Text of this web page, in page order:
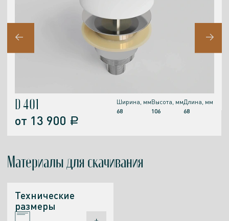
Ширина, мм
68
Высота, мм
106
Длина, мм
68
D 401
от 13 900 a
Материалы для скачивания
Технические
размеры